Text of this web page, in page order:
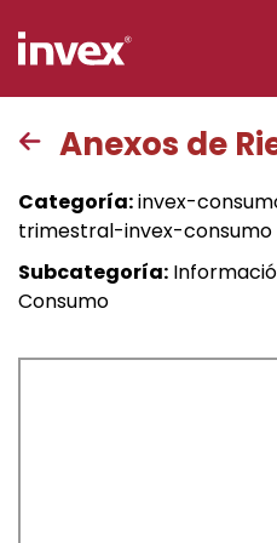
Acceso a
clientes
Buscar
Anexos de
Categoría:invex-
trimestral-invex-consumo
Subcategoría:
Consumo